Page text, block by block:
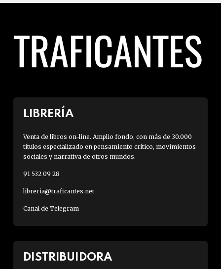
LIBRERÍA
Venta de libros on-line. Amplio fondo, con más de 30.000
títulos especializado en pensamiento crítico, movimientos
sociales y narrativa de otros mundos.
91 532 09 28
libreria@traficantes.net
Canal de Telegram
DISTRIBUIDORA